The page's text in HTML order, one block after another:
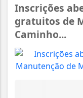
Inscrições
gratuitos de
Caminho...